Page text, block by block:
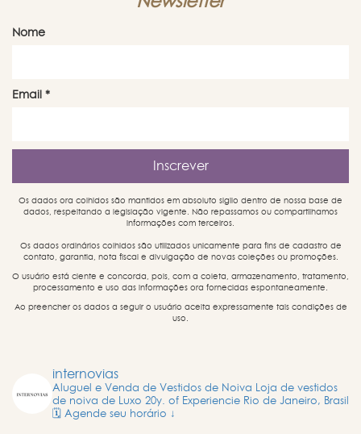
Nome
Email *
Os dados ora colhidos são mantidos em absoluto sigilo dentro de nossa base de
dados, respeitando a legislação vigente. Não repassamos ou compartilhamos
informações com terceiros.
Os dados ordinários colhidos são utilizados unicamente para fins de cadastro de
contato, garantia, nota fiscal e divulgação de novas coleções ou promoções.
O usuário está ciente e concorda, pois, com a coleta, armazenamento, tratamento,
processamento e uso das informações ora fornecidas espontaneamente.
Ao preencher os dados a seguir o usuário aceita expressamente tais condições de
uso.
internovias
Aluguel e Venda de Vestidos de Noiva Loja de vestidos
de noiva de Luxo 20y. of Experiencie Rio de Janeiro, Brasil
🗓️ Agende seu horário ↓